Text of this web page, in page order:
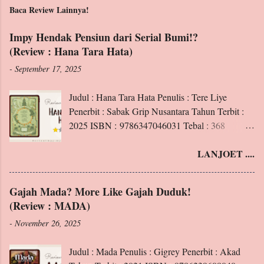
Baca Review Lainnya!
Impy Hendak Pensiun dari Serial Bumi!?
(Review : Hana Tara Hata)
- September 17, 2025
Judul : Hana Tara Hata Penulis : Tere Liye
Penerbit : Sabak Grip Nusantara Tahun Terbit :
2025 ISBN : 9786347046031 Tebal : 368
Hana, penghuni Padang Perdu Klan Matahari?
seorang ibu yang sangat menyayangi anaknya.
Rasa sakit. Kehilangan. Pengorbanan.
Kebencian. Memaafkan. Tumpah menjadi satu.
berbahaya, hewan dan tumbuhan legendaris.
LANJOET ....
Gajah Mada? More Like Gajah Duduk!
(Review : MADA)
- November 26, 2025
Judul : Mada Penulis : Gigrey Penerbit : Akad